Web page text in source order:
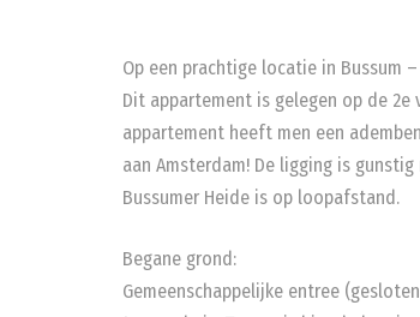
Op een prachtige locatie in Bussum
Dit appartement is gelegen op de 2e
appartement heeft men een
aan Amsterdam! De ligging is
Bussumer Heide is op loopafstand.
Begane grond:
Gemeenschappelijke entree